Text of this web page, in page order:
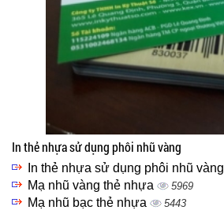
In thẻ nhựa sử dụng phôi nhũ vàng
In thẻ nhựa sử dụng phôi nhũ vàng
Mạ nhũ vàng thẻ nhựa 5969
Mạ nhũ bạc thẻ nhựa 5443